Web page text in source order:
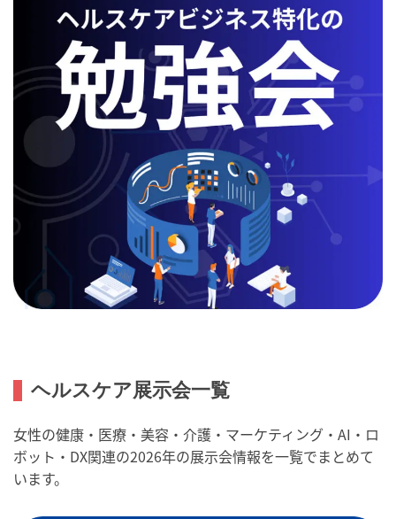
ヘルスケア展示会一覧
女性の健康・医療・美容・介護・マーケティング・AI・ロ
ボット・DX関連の2026年の展示会情報を一覧でまとめて
います。